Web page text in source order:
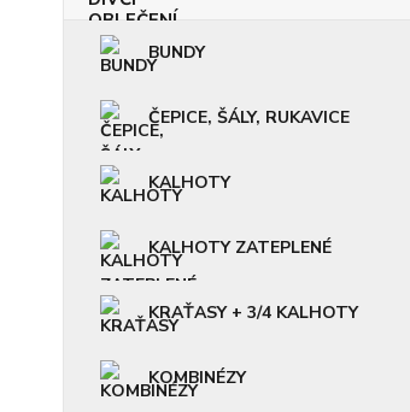
BUNDY
ČEPICE, ŠÁLY, RUKAVICE
KALHOTY
KALHOTY ZATEPLENÉ
KRAŤASY + 3/4 KALHOTY
KOMBINÉZY